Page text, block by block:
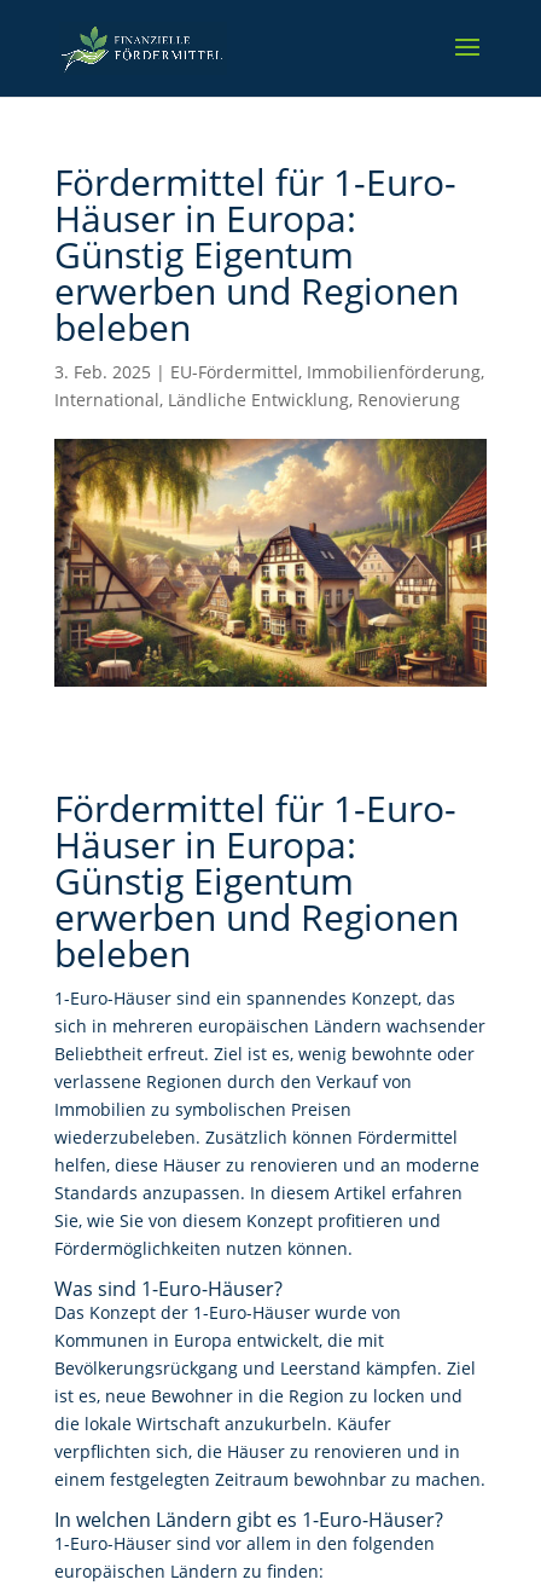
Fördermittel für 1-Euro-
Häuser in Europa:
Günstig Eigentum
erwerben und Regionen
beleben
3. Feb. 2025 | EU-Fördermittel, Immobilienförderung,
International, Ländliche Entwicklung, Renovierung
Fördermittel für 1-Euro-
Häuser in Europa:
Günstig Eigentum
erwerben und Regionen
beleben
1-Euro-Häuser sind ein spannendes Konzept, das
sich in mehreren europäischen Ländern wachsender
Beliebtheit erfreut. Ziel ist es, wenig bewohnte oder
verlassene Regionen durch den Verkauf von
Immobilien zu symbolischen Preisen
wiederzubeleben. Zusätzlich können Fördermittel
helfen, diese Häuser zu renovieren und an moderne
Standards anzupassen. In diesem Artikel erfahren
Sie, wie Sie von diesem Konzept profitieren und
Fördermöglichkeiten nutzen können.
Was sind 1-Euro-Häuser?
Das Konzept der 1-Euro-Häuser wurde von
Kommunen in Europa entwickelt, die mit
Bevölkerungsrückgang und Leerstand kämpfen. Ziel
ist es, neue Bewohner in die Region zu locken und
die lokale Wirtschaft anzukurbeln. Käufer
verpflichten sich, die Häuser zu renovieren und in
einem festgelegten Zeitraum bewohnbar zu machen.
In welchen Ländern gibt es 1-Euro-Häuser?
1-Euro-Häuser sind vor allem in den folgenden
europäischen Ländern zu finden: